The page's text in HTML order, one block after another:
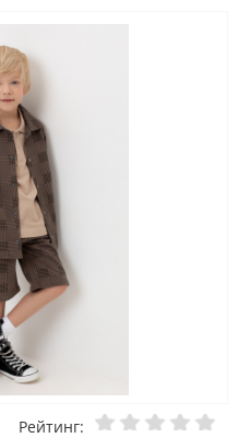
Рейтинг: